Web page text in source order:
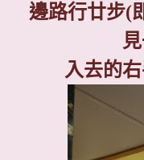
邊路行廿步(
入去的